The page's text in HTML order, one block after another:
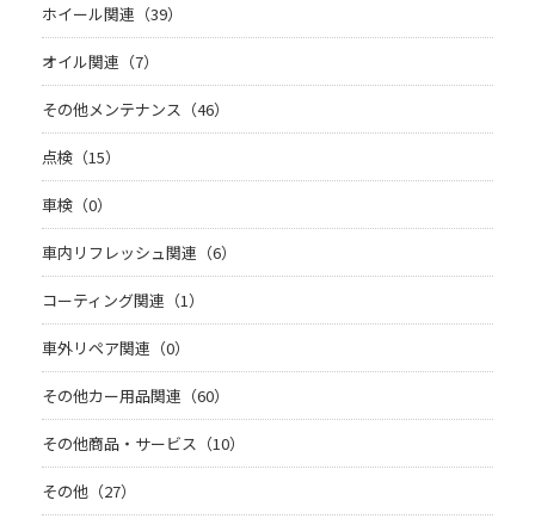
ホイール関連（39）
オイル関連（7）
その他メンテナンス（46）
点検（15）
車検（0）
車内リフレッシュ関連（6）
コーティング関連（1）
車外リペア関連（0）
その他カー用品関連（60）
その他商品・サービス（10）
その他（27）